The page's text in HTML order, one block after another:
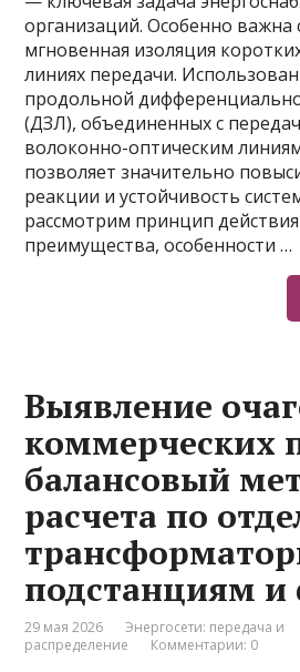
организаций. Особенно важна
мгновенная изоляция
линиях передачи.
продольной
(ДЗЛ), объединенных с
волоконно-оптическим
позволяет значительно
реакции и устойчивость
рассмотрим принцип действия
преимущества, особенности …
Выявление
коммерческих
балансовый
расчета по
подстанциям
29 мая 2026
Энергосети: передача и
распределение
Комментарии: 0